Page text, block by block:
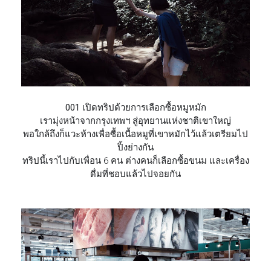
001 เปิดทริปด้วยการเลือกซื้อหมูหมัก
เรามุ่งหน้าจากกรุงเทพฯ สู่อุทยานแห่งชาติเขาใหญ่
พอใกล้ถึงก็แวะห้างเพื่อซื้อเนื้อหมูที่เขาหมักไว้แล้วเตรียมไป
ปิ้งย่างกัน
ทริปนี้เราไปกับเพื่อน 6 คน ต่างคนก็เลือกซื้อขนม และเครื่อง
ดื่มที่ชอบแล้วไปจอยกัน